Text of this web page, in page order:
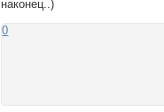
наконец..)
0